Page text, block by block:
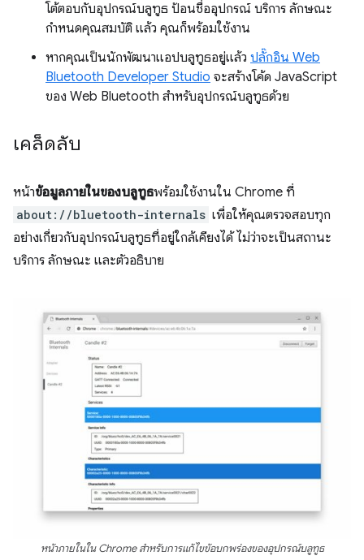
โต้ตอบกับอุปกรณ์บลูทูธ ป้อนชื่ออุปกรณ์ บริการ ลักษณะ
กำหนดคุณสมบัติ แล้ว คุณก็พร้อมใช้งาน
หากคุณเป็นนักพัฒนาแอปบลูทูธอยู่แล้ว ปลั๊กอิน Web
Bluetooth Developer Studio จะสร้างโค้ด JavaScript
ของ Web Bluetooth สำหรับอุปกรณ์บลูทูธด้วย
เคล็ดลับ
หน้าข้อมูลภายในของบลูทูธพร้อมใช้งานใน Chrome ที่
about://bluetooth-internals เพื่อให้คุณตรวจสอบทุก
อย่างเกี่ยวกับอุปกรณ์บลูทูธที่อยู่ใกล้เคียงได้ ไม่ว่าจะเป็นสถานะ
บริการ ลักษณะ และตัวอธิบาย
หน้าภายในใน Chrome สำหรับการแก้ไขข้อบกพร่องของอุปกรณ์บลูทูธ